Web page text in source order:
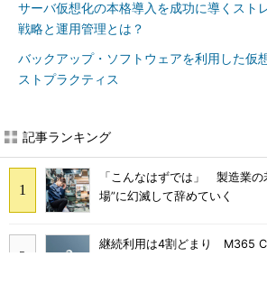
サーバ仮想化の本格導入を成功に導くスト
戦略と運用管理とは？
バックアップ・ソフトウェアを利用した仮
ストプラクティス
記事ランキング
「こんなはずでは」 製造業の
場”に幻滅して辞めていく
継続利用は4割どまり M365